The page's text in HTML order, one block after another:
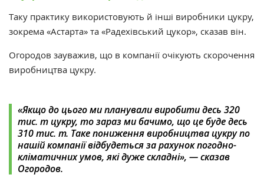
Таку практику використовують й інші виробники цукру,
зокрема «Астарта» та «Радехівський цукор», сказав він.
Огородов зауважив, що в компанії очікують скорочення
виробництва цукру.
«Якщо до цього ми планували виробити десь 320
тис. т цукру, то зараз ми бачимо, що це буде десь
310 тис. т. Таке пониження виробництва цукру по
нашій компанії відбудеться за рахунок погодно-
кліматичних умов, які дуже складні», — сказав
Огородов.